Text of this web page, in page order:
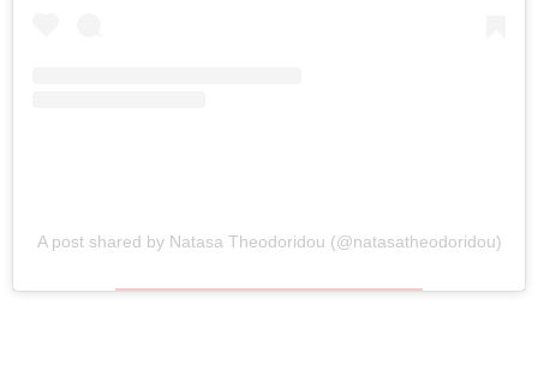
A post shared by Natasa Theodoridou (@natasatheodoridou)